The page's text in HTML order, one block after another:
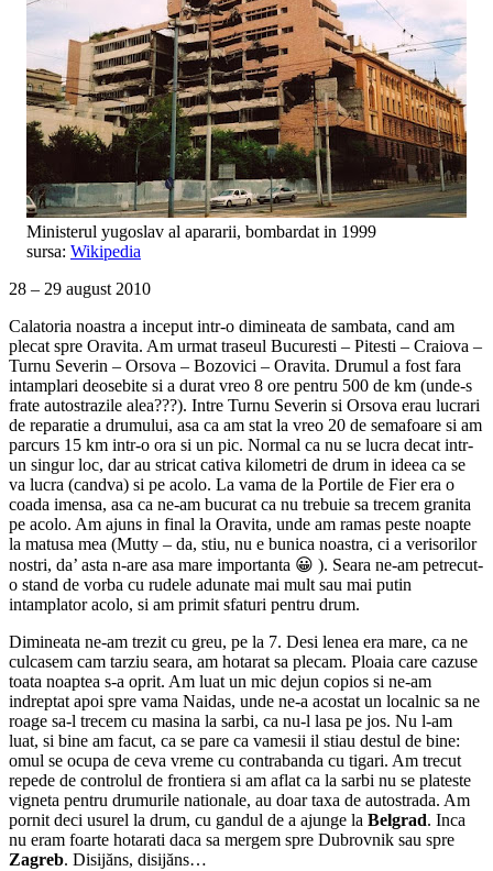
Ministerul yugoslav al apararii, bombardat in 1999
sursa: Wikipedia
28 – 29 august 2010
Calatoria noastra a inceput intr-o dimineata de sambata, cand am
plecat spre Oravita. Am urmat traseul Bucuresti – Pitesti – Craiova –
Turnu Severin – Orsova – Bozovici – Oravita. Drumul a fost fara
intamplari deosebite si a durat vreo 8 ore pentru 500 de km (unde-s
frate autostrazile alea???). Intre Turnu Severin si Orsova erau lucrari
de reparatie a drumului, asa ca am stat la vreo 20 de semafoare si am
parcurs 15 km intr-o ora si un pic. Normal ca nu se lucra decat intr-
un singur loc, dar au stricat cativa kilometri de drum in ideea ca se
va lucra (candva) si pe acolo. La vama de la Portile de Fier era o
coada imensa, asa ca ne-am bucurat ca nu trebuie sa trecem granita
pe acolo. Am ajuns in final la Oravita, unde am ramas peste noapte
la matusa mea (Mutty – da, stiu, nu e bunica noastra, ci a verisorilor
nostri, da’ asta n-are asa mare importanta 😀 ). Seara ne-am petrecut-
o stand de vorba cu rudele adunate mai mult sau mai putin
intamplator acolo, si am primit sfaturi pentru drum.
Dimineata ne-am trezit cu greu, pe la 7. Desi lenea era mare, ca ne
culcasem cam tarziu seara, am hotarat sa plecam. Ploaia care cazuse
toata noaptea s-a oprit. Am luat un mic dejun copios si ne-am
indreptat apoi spre vama Naidas, unde ne-a acostat un localnic sa ne
roage sa-l trecem cu masina la sarbi, ca nu-l lasa pe jos. Nu l-am
luat, si bine am facut, ca se pare ca vamesii il stiau destul de bine:
omul se ocupa de ceva vreme cu contrabanda cu tigari. Am trecut
repede de controlul de frontiera si am aflat ca la sarbi nu se plateste
vigneta pentru drumurile nationale, au doar taxa de autostrada. Am
pornit deci usurel la drum, cu gandul de a ajunge la Belgrad. Inca
nu eram foarte hotarati daca sa mergem spre Dubrovnik sau spre
Zagreb. Disijăns, disijăns…